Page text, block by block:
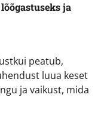
ja
peatub,
luua keset
ja vaikust, mida